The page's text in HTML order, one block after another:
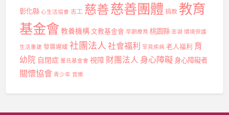
彰化縣 心生活協會 志工 慈善慈善團體 捐款 教育
基金會教養機構 文教基金會 早期療育 桃園縣 澎湖 環境保護
生活重建 發展遲緩 社團法人 社會福利 罕見疾病 老人福利 育
幼院 自閉症 董氏基金會 視障 財團法人 身心障礙 身心障礙者
關懷協會 青少年 音樂